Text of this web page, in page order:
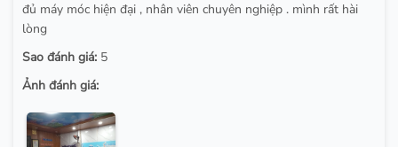
đủ máy móc hiện đại , nhân viên chuyên nghiệp . mình rất hài
lòng
Sao đánh giá: 5
Ảnh đánh giá: